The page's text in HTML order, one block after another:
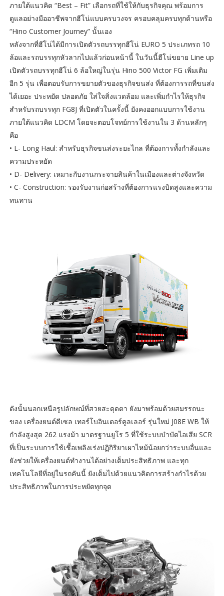
ภายใต้แนวคิด “Best – Fit” เลือกรถที่ใช้ให้กับธุรกิจคุณ พร้อมการ
ดูแลอย่างมืออาชีพจากฮีโน่แบบครบวงจร ครอบคลุมครบทุกด้านหรือ
“Hino Customer Journey” นั้นเอง
หลังจากที่ฮีโน่ได้มีการเปิดตัวรถบรรทุกฮีโน่ EURO 5 ประเภทรถ 10
ล้อและรถบรรทุกหัวลากไปแล้วก่อนหน้านี้ ในวันนี้ฮีโน่ขยาย Line up
เปิดตัวรถบรรทุกฮีโน่ 6 ล้อใหญ่ในรุ่น Hino 500 Victor FG เพิ่มเติม
อีก 5 รุ่น เพื่อตอบรับการขยายตัวของธุรกิจขนส่ง ที่ต้องการรถที่ขนส่ง
ได้เยอะ ประหยัด ปลอดภัย ใส่ใจสิ่งแวดล้อม และเพิ่มกำไรให้ธุรกิจ
สำหรับรถบรรทุก FG8J ที่เปิดตัวในครั้งนี้ ยังคงออกแบบการใช้งาน
ภายใต้แนวคิด LDCM โดยจะตอบโจทย์การใช้งานใน 3 ด้านหลักๆ
คือ
• L- Long Haul: สำหรับธุรกิจขนส่งระยะไกล ที่ต้องการทั้งกำลังและ
ความประหยัด
• D- Delivery: เหมาะกับงานกระจายสินค้าในเมืองและต่างจังหวัด
• C- Construction: รองรับงานก่อสร้างที่ต้องการแรงบิดสูงและความ
ทนทาน
ดังนั้นนอกเหนือรูปลักษณ์ที่สวยสะดุดตา ยังมาพร้อมด้วยสมรรถนะ
ของ เครื่องยนต์ดีเซล เทอร์โบอินเตอร์คูลเลอร์ รุ่นใหม่ J08E WB ให้
กำลังสูงสุด 262 แรงม้า มาตรฐานยูโร 5 ที่ใช้ระบบบำบัดไอเสีย SCR
ที่เป็นระบบการใช้เชื้อเพลิงเร่งปฏิกิริยาเผาไหม้น้อยกว่าระบบอื่นและ
ยังช่วยให้เครื่องยนต์ทำงานได้อย่างเต็มประสิทธิภาพ และทุก
เทคโนโลยีที่อยู่ในรถคันนี้ ยังเต็มไปด้วยแนวคิดการสร้างกำไรด้วย
ประสิทธิภาพในการประหยัดทุกจุด